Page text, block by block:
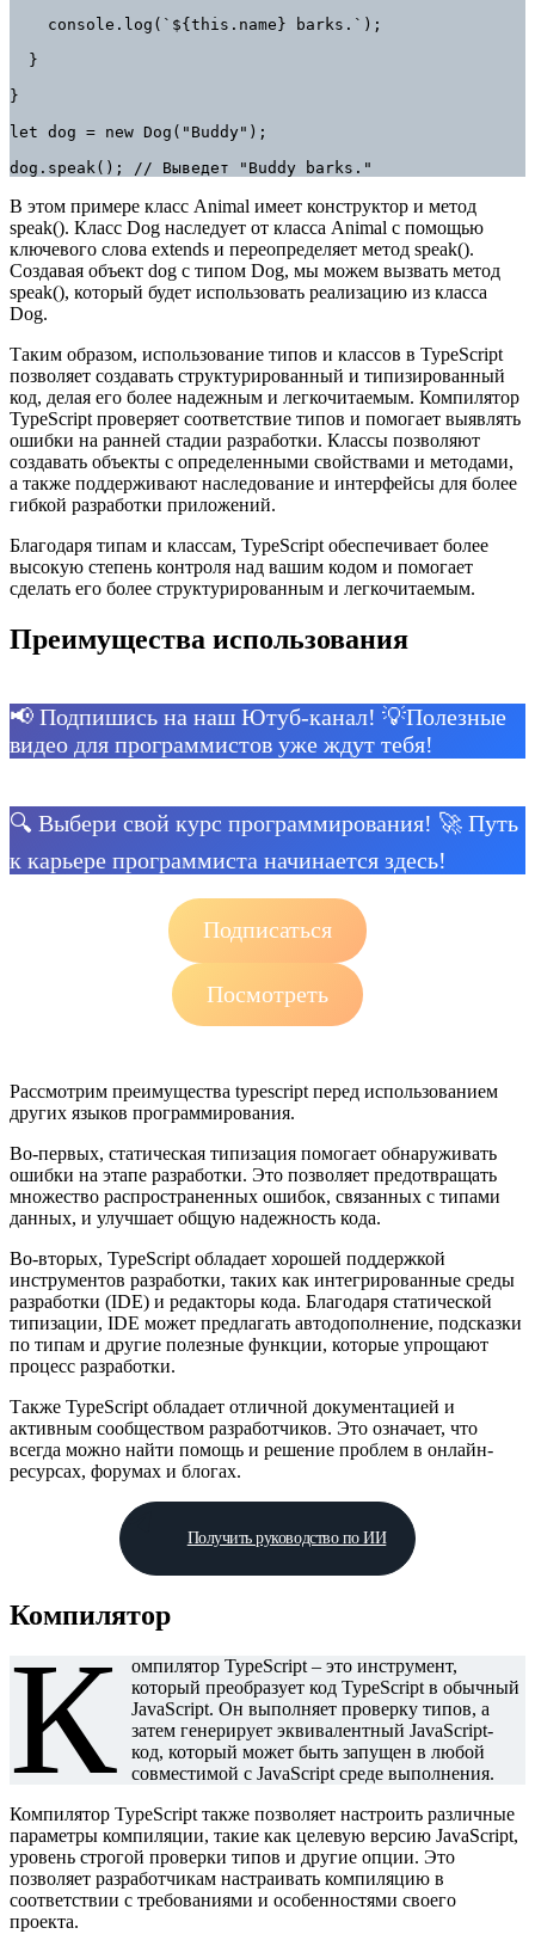
console.log(`${this.name} barks.`);
}
}
let dog = new Dog("Buddy");
dog.speak(); // Выведет "Buddy barks."
В этом примере класс Animal имеет конструктор и метод
speak(). Класс Dog наследует от класса Animal с помощью
ключевого слова extends и переопределяет метод speak().
Создавая объект dog с типом Dog, мы можем вызвать метод
speak(), который будет использовать реализацию из класса
Dog.
Таким образом, использование типов и классов в TypeScript
позволяет создавать структурированный и типизированный
код, делая его более надежным и легкочитаемым. Компилятор
TypeScript проверяет соответствие типов и помогает выявлять
ошибки на ранней стадии разработки. Классы позволяют
создавать объекты с определенными свойствами и методами,
а также поддерживают наследование и интерфейсы для более
гибкой разработки приложений.
Благодаря типам и классам, TypeScript обеспечивает более
высокую степень контроля над вашим кодом и помогает
сделать его более структурированным и легкочитаемым.
Преимущества использования
📢 Подпишись на наш Ютуб-канал! 💡Полезные
видео для программистов уже ждут тебя!
🔍 Выбери свой курс программирования! 🚀 Путь
к карьере программиста начинается здесь!
Подписаться
Посмотреть
Рассмотрим преимущества typescript перед использованием
других языков программирования.
Во-первых, статическая типизация помогает обнаруживать
ошибки на этапе разработки. Это позволяет предотвращать
множество распространенных ошибок, связанных с типами
данных, и улучшает общую надежность кода.
Во-вторых, TypeScript обладает хорошей поддержкой
инструментов разработки, таких как интегрированные среды
разработки (IDE) и редакторы кода. Благодаря статической
типизации, IDE может предлагать автодополнение, подсказки
по типам и другие полезные функции, которые упрощают
процесс разработки.
Также TypeScript обладает отличной документацией и
активным сообществом разработчиков. Это означает, что
всегда можно найти помощь и решение проблем в онлайн-
ресурсах, форумах и блогах.
Получить руководство по ИИ
Компилятор
К
омпилятор TypeScript – это инструмент,
который преобразует код TypeScript в обычный
JavaScript. Он выполняет проверку типов, а
затем генерирует эквивалентный JavaScript-
код, который может быть запущен в любой
совместимой с JavaScript среде выполнения.
Компилятор TypeScript также позволяет настроить различные
параметры компиляции, такие как целевую версию JavaScript,
уровень строгой проверки типов и другие опции. Это
позволяет разработчикам настраивать компиляцию в
соответствии с требованиями и особенностями своего
проекта.